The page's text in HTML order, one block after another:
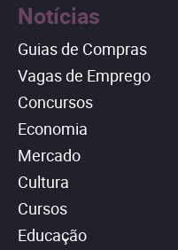
Notícias
Guias de Compras
Vagas de Emprego
Concursos
Economia
Mercado
Cultura
Cursos
Educação